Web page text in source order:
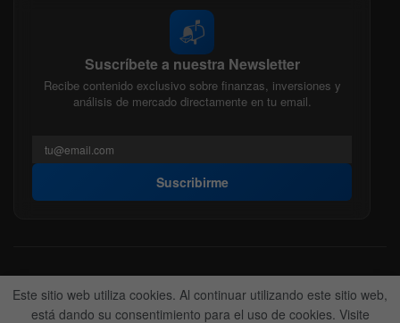
📬
Suscríbete a nuestra Newsletter
Recibe contenido exclusivo sobre finanzas, inversiones y
análisis de mercado directamente en tu email.
Suscribirme
Acerca de nosotros Politica Editorial
Nuestro Equipo
Contactanos
Anunciate
Este sitio web utiliza cookies. Al continuar utilizando este sitio web,
está dando su consentimiento para el uso de cookies. Visite